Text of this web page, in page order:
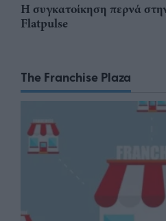
Η συγκατοίκηση περνά
Flatpulse
The Franchise Plaza